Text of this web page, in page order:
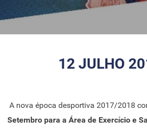
12 JULHO
A nova época desportiva 2017/2018
Setembro para a Área de Exercício e